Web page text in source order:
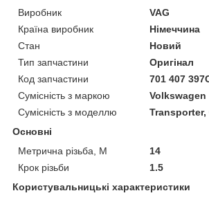
Виробник
VAG
Країна виробник
Німеччина
Стан
Новий
Тип запчастини
Оригінал
Код запчастини
701 407
Сумісність з маркою
Volkswagen
Сумісність з моделлю
Основні
Метрична різьба, М
14
Крок різьби
1.5
Користувальницькі характеристики